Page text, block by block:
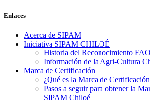
Enlaces
Acerca de SIPAM
Iniciativa SIPAM CHILOÉ
Historia del Reconocimiento FAO
Información de la Agri-Cultura
Marca de Certificación
¿Qué es la Marca de
Pasos a seguir para obtener la
SIPAM Chiloé